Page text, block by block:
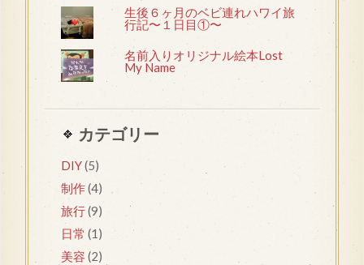
生後６ヶ月のベビ連れハワイ旅
行記〜１日目①〜
名前入りオリジナル絵本Lost
My Name
カテゴリー
DIY(5)
制作(4)
旅行(9)
日常 (1)
美容 (2)